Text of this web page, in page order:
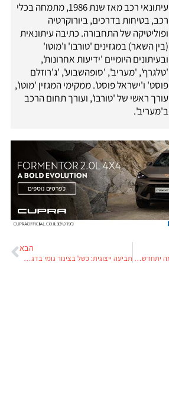
עיתונאי רכב מאז שנת 1986, מתמחה בכלי
רכב, בטיחות בדרכים, ביורוקרטיה
ופוליטיקה של התחבורה. כתיבה עיתונאית
(בין השאר) במגזינים 'טורבו' ו'מוטו'
ובעיתונים היומיים 'ידיעות אחרונות',
'טלגרף', 'מעריב', 'סופהשבוע', 'ג'רוזלם
פוסט' ו'ישראל פוסט'. ממקימי המגזין 'מוטו',
עורך ראשי של 'טורבו', ועורך תחום הרכב
ב'מעריב'.
מה באמת התחדש השנה ומה יתחדש בקרוב בסוללות לרכב חשמלי?
הבא
תביעה ייצוגית: כשל בצינור גומי בדגמי קבוצת פולקסווגן